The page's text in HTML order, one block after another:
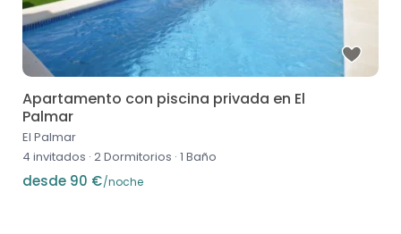
Apartamento con piscina privada en El
Palmar
El Palmar
4 invitados · 2 Dormitorios · 1 Baño
desde 90 €/noche